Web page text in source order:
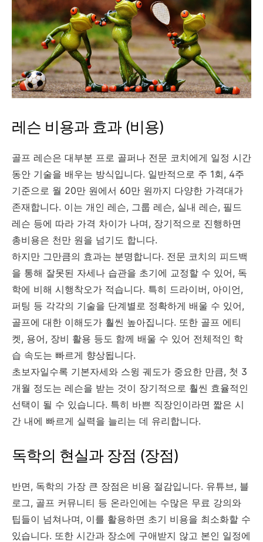
레슨 비용과 효과 (비용)
골프 레슨은 대부분 프로 골퍼나 전문 코치에게 일정 시간
동안 기술을 배우는 방식입니다. 일반적으로 주 1회, 4주
기준으로 월 20만 원에서 60만 원까지 다양한 가격대가
존재합니다. 이는 개인 레슨, 그룹 레슨, 실내 레슨, 필드
레슨 등에 따라 가격 차이가 나며, 장기적으로 진행하면
총비용은 천만 원을 넘기도 합니다.
하지만 그만큼의 효과는 분명합니다. 전문 코치의 피드백
을 통해 잘못된 자세나 습관을 초기에 교정할 수 있어, 독
학에 비해 시행착오가 적습니다. 특히 드라이버, 아이언,
퍼팅 등 각각의 기술을 단계별로 정확하게 배울 수 있어,
골프에 대한 이해도가 훨씬 높아집니다. 또한 골프 에티
켓, 용어, 장비 활용 등도 함께 배울 수 있어 전체적인 학
습 속도는 빠르게 향상됩니다.
초보자일수록 기본자세와 스윙 궤도가 중요한 만큼, 첫 3
개월 정도는 레슨을 받는 것이 장기적으로 훨씬 효율적인
선택이 될 수 있습니다. 특히 바쁜 직장인이라면 짧은 시
간 내에 빠르게 실력을 늘리는 데 유리합니다.
독학의 현실과 장점 (장점)
반면, 독학의 가장 큰 장점은 비용 절감입니다. 유튜브, 블
로그, 골프 커뮤니티 등 온라인에는 수많은 무료 강의와
팁들이 넘쳐나며, 이를 활용하면 초기 비용을 최소화할 수
있습니다. 또한 시간과 장소에 구애받지 않고 본인 일정에